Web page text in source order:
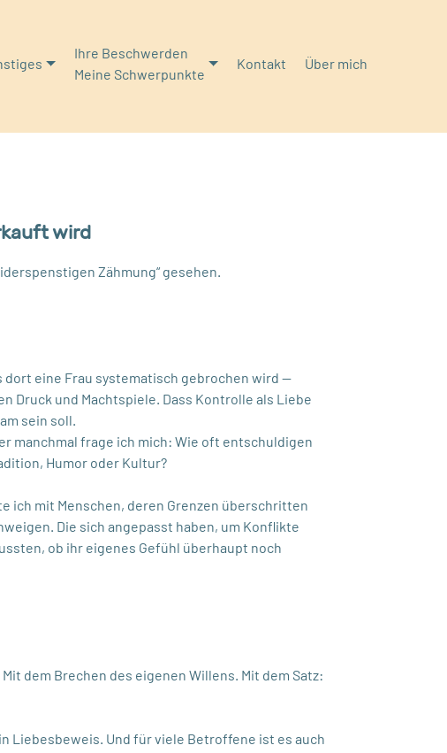
Ihre Beschwerden
Meine Schwerpunkte
Kontakt Über mich
wird
Zähmung“ gesehen.
eine Frau systematisch gebrochen wird —
Druck und Machtspiele. Dass Kontrolle als Liebe
sein soll.
manchmal frage ich mich: Wie oft entschuldigen
Humor oder Kultur?
ich mit Menschen, deren Grenzen überschritten
Die sich angepasst haben, um Konflikte
ob ihr eigenes Gefühl überhaupt noch
dem Brechen des eigenen Willens. Mit dem Satz:
Liebesbeweis. Und für viele Betroffene ist es auch